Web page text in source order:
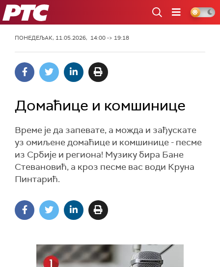
РТС
ПОНЕДЕЉАК, 11.05.2026, 14:00 -> 19:18
Домаћице и комшинице
Време је да запевате, а можда и зађускате
уз омиљене домаћице и комшинице - песме
из Србије и региона! Музику бира Бане
Стевановић, а кроз песме вас води Круна
Пинтарић.